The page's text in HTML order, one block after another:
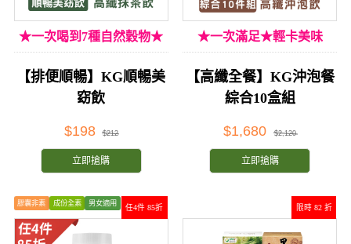
★一次喝到7種自然穀物★
【排便順暢】KG順暢美
窈飲
$198 $212
立即搶購
★一次滿足★輕卡美味
【高纖全餐】KG沖泡餐
綜合10盒組
$1,680 $2,120
立即搶購
任4件 85折
膠囊非素 成份全素 男女適用
限時 82 折